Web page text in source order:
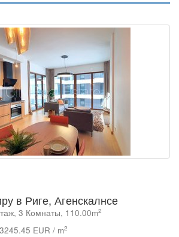
в Риге, Агенскалнсе
3 Комнаты, 110.00m2
3245.45 EUR / m2